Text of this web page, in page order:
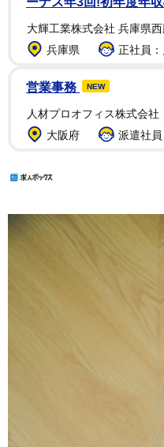
大輝工業株式会社 兵庫県
兵庫県
正社員
営業事務 NEW
人材プロオフィス株式会社
大阪府
派遣社